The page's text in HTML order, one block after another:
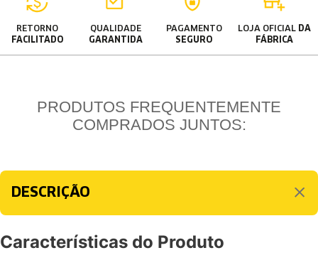
RETORNO
FACILITADO
QUALIDADE
GARANTIDA
PAGAMENTO
SEGURO
LOJA OFICIAL DA
FÁBRICA
PRODUTOS FREQUENTEMENTE
COMPRADOS JUNTOS:
DESCRIÇÃO
Características do Produto